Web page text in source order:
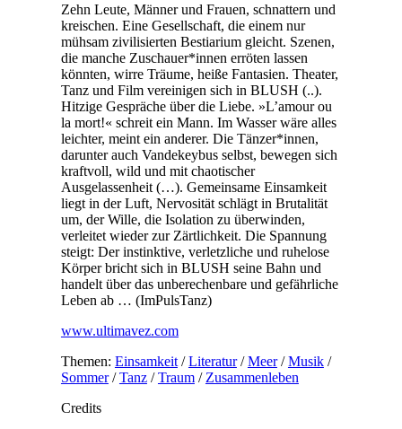
Zehn Leute, Männer und Frauen, schnattern und
kreischen. Eine Gesellschaft, die einem nur
mühsam zivilisierten Bestiarium gleicht. Szenen,
die manche Zuschauer*innen erröten lassen
könnten, wirre Träume, heiße Fantasien. Theater,
Tanz und Film vereinigen sich in BLUSH (..).
Hitzige Gespräche über die Liebe. »L’amour ou
la mort!« schreit ein Mann. Im Wasser wäre alles
leichter, meint ein anderer. Die Tänzer*innen,
darunter auch Vandekeybus selbst, bewegen sich
kraftvoll, wild und mit chaotischer
Ausgelassenheit (…). Gemeinsame Einsamkeit
liegt in der Luft, Nervosität schlägt in Brutalität
um, der Wille, die Isolation zu überwinden,
verleitet wieder zur Zärtlichkeit. Die Spannung
steigt: Der instinktive, verletzliche und ruhelose
Körper bricht sich in BLUSH seine Bahn und
handelt über das unberechenbare und gefährliche
Leben ab … (ImPulsTanz)
www.ultimavez.com
Themen: Einsamkeit/Literatur/Meer/Musik/
Sommer/Tanz/Traum/ Zusammenleben
Credits